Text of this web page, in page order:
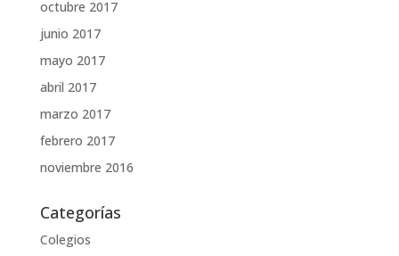
octubre 2017
junio 2017
mayo 2017
abril 2017
marzo 2017
febrero 2017
noviembre 2016
Categorías
Colegios